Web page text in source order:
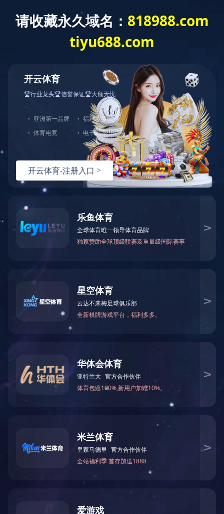
研发成果 公司荣誉
科研
营业执照